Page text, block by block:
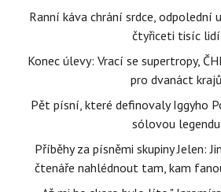
Ranní káva chrání srdce, odpolední
čtyřiceti tisíc lidí
Konec úlevy: Vrací se supertropy,
pro dvanáct krajů
Pět písní, které definovaly Iggyho
sólovou legendu
Příběhy za písněmi skupiny Jelen:
čtenáře nahlédnout tam, kam